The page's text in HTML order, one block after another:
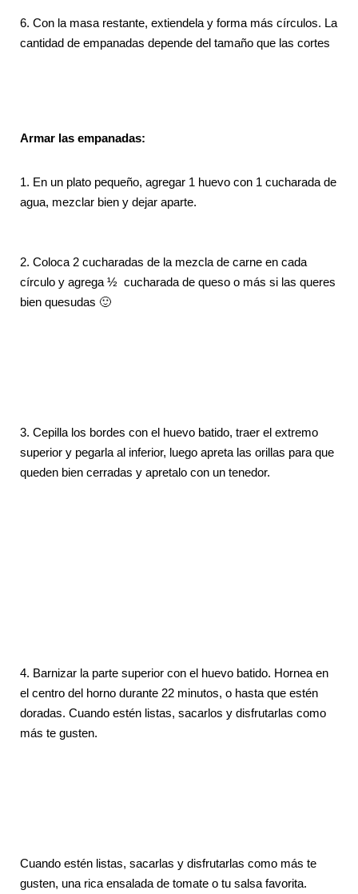
6. Con la masa restante, extiendela y forma más círculos. La
cantidad de empanadas depende del tamaño que las cortes
Armar las empanadas:
1. En un plato pequeño, agregar 1 huevo con 1 cucharada de
agua, mezclar bien y dejar aparte.
2. Coloca 2 cucharadas de la mezcla de carne en cada
círculo y agrega ½ cucharada de queso o más si las queres
bien quesudas 🙂
3. Cepilla los bordes con el huevo batido, traer el extremo
superior y pegarla al inferior, luego apreta las orillas para que
queden bien cerradas y apretalo con un tenedor.
4. Barnizar la parte superior con el huevo batido. Hornea en
el centro del horno durante 22 minutos, o hasta que estén
doradas. Cuando estén listas, sacarlos y disfrutarlas como
más te gusten.
Cuando estén listas, sacarlas y disfrutarlas como más te
gusten, una rica ensalada de tomate o tu salsa favorita.